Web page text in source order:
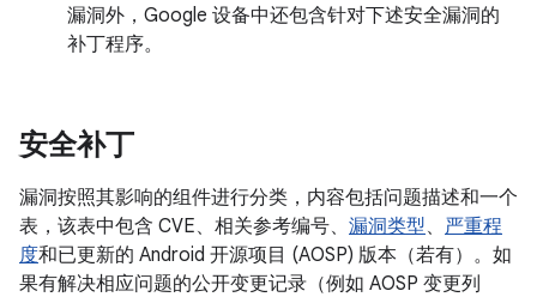
漏洞外，Google 设备中还包含针对下述安全漏洞的
补丁程序。
安全补丁
漏洞按照其影响的组件进行分类，内容包括问题描述和一个
表，该表中包含 CVE、相关参考编号、 漏洞类型、 严重程
度和已更新的 Android 开源项目 (AOSP) 版本（若有）。如
果有解决相应问题的公开变更记录（例如 AOSP 变更列